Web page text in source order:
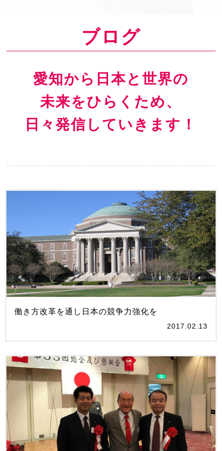
ブログ
愛知から日本と世界の
未来をひらくため、
日々発信していきます！
働き方改革を通し日本の競争力強化を
2017.02.13